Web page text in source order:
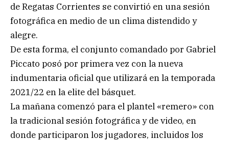
de Regatas Corrientes se convirtió en una sesión
fotográfica en medio de un clima distendido y
alegre.
De esta forma, el conjunto comandado por Gabriel
Piccato posó por primera vez con la nueva
indumentaria oficial que utilizará en la temporada
2021/22 en la elite del básquet.
La mañana comenzó para el plantel «remero» con
la tradicional sesión fotográfica y de video, en
donde participaron los jugadores, incluidos los